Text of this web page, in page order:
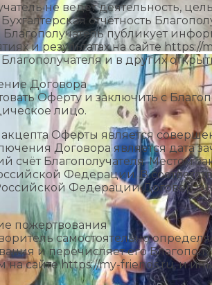
не ведёт деятельность,
отчётность
Благополучатель публикует
и результатах на сайте
и в других
Договора
Оферту и заключить с
лицо.
Оферты является
Договора является дата
счёт Благополучателя. Местом
Федерации. В
Федерации Договор
пожертвования
самостоятельно
и перечисляет его
на сайте https://my-friends.ru, и